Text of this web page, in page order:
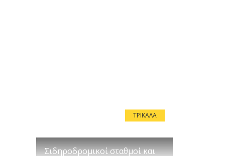
ΤΡΊΚΑΛΑ
Σιδηροδρομικοί σταθμοί και